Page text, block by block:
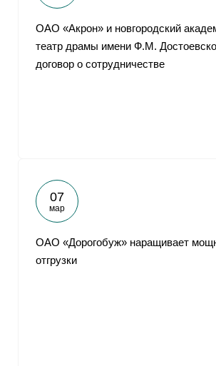
ОАО «Акрон» и новгородский
театр драмы имени Ф.М.
договор о сотрудничестве
07
мар
ОАО «Дорогобуж» наращивает
отгрузки